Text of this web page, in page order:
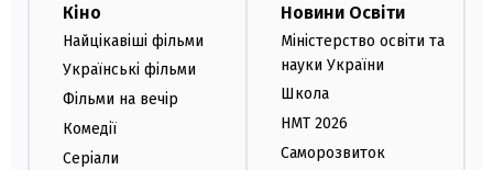
Кіно
Найцікавіші фільми
Українські фільми
Фільми на вечір
Комедії
Серіали
Новини Освіти
Міністерство освіти та
науки України
Школа
НМТ 2026
Саморозвиток